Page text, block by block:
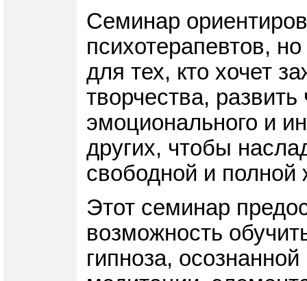
Семинар
психотерапевтов,
для тех, кто хочет
творчества,
эмоционального и
других, чтобы
свободной и полной
Этот семинар
возможность
гипноза,